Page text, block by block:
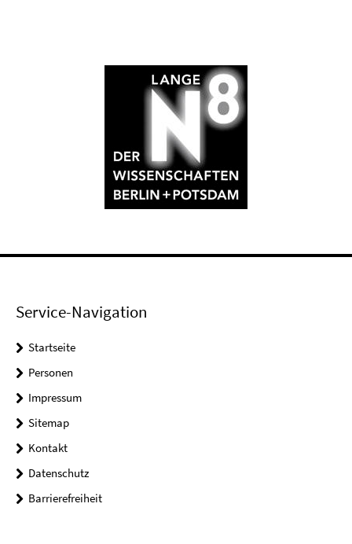
Service-Navigation
Startseite
Personen
Impressum
Sitemap
Kontakt
Datenschutz
Barrierefreiheit